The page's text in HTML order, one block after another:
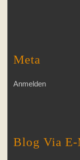
Meta
Anmelden
Blog Via